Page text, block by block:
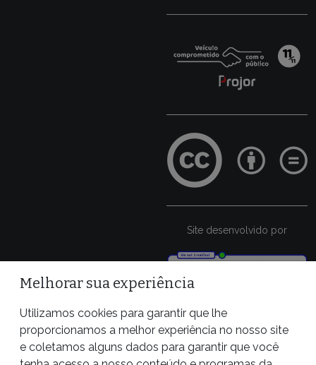
Site desenvolvido por
Melhorar sua experiência
Utilizamos cookies para garantir que lhe
proporcionamos a melhor experiência no nosso site
e coletamos alguns dados para garantir que você